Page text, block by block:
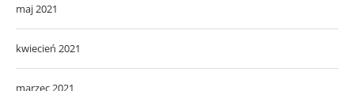
maj 2021
kwiecień 2021
marzec 2021